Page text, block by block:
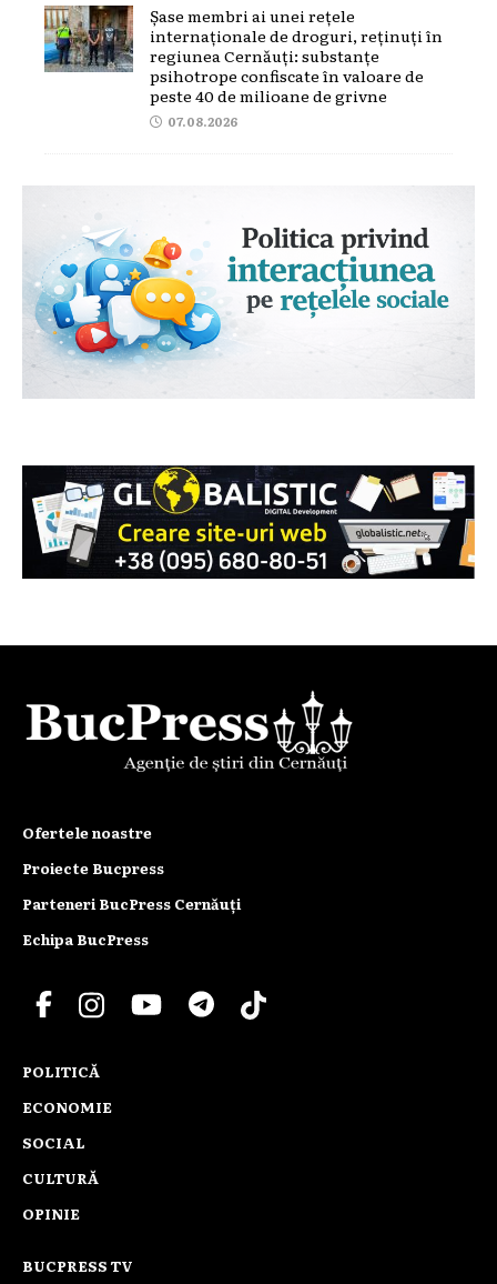
Șase membri ai unei rețele
internaționale de droguri, reținuți în
regiunea Cernăuți: substanțe
psihotrope confiscate în valoare de
peste 40 de milioane de grivne
07.08.2026
Ofertele noastre
Proiecte Bucpress
Parteneri BucPress Cernăuți
Echipa BucPress
POLITICĂ
ECONOMIE
SOCIAL
CULTURĂ
OPINIE
BUCPRESS TV